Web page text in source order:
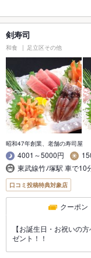
剣寿司
和食 足立区その他
昭和47年創業、老舗の寿司屋
4001～5000円
東武線竹ﾉ塚駅 車で10
口コミ投稿特典対象店
クーポン
【お誕生日・お祝いの
ゼント！！